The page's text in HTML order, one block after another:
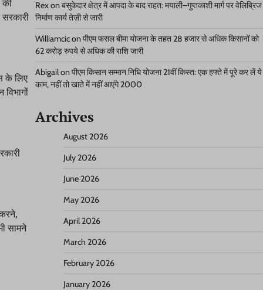
की
के लिए
सामने
Rexonबसुकेदार क्षेत्र में आपदा के बाद राहत: मयाली–गुप्तकाशी मार्ग पर वेलिब्रिज
निर्माण कार्य तेज़ी से जारी
Williamciconपीएम फसल बीमा योजना के तहत 28 हजार से अधिक किसानों को
62 करोड़ रुपये से अधिक की राशि जारी
Abigailonपीएम किसान सम्मान निधि योजना 21वीं किस्त: एक हफ्ते में पूरे कर लें ये
काम, नहीं तो खाते में नहीं आएंगे 2000
Archives
August 2026
July 2026
June 2026
May 2026
April 2026
March 2026
February 2026
January 2026